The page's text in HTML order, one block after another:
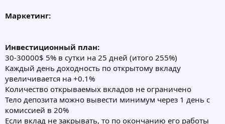
Маркетинг:
Инвестиционный план:
30-30000$ 5% в сутки на 25 дней (итого 255%)
Каждый день доходность по открытому вкладу
увеличивается на +0.1%
Количество открываемых вкладов не ограничено
Тело депозита можно вывести минимум через 1 день с
комиссией в 20%
Если вклад не закрывать, то по окончанию его работы